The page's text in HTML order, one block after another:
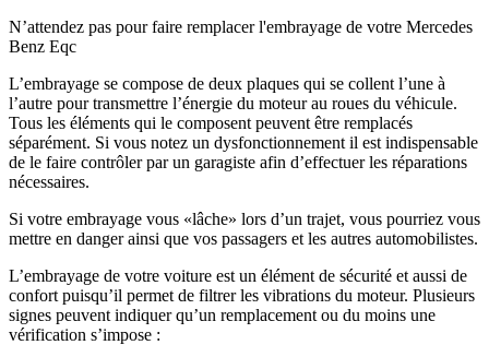
N’attendez pas pour faire remplacer l'embrayage de votre Mercedes
Benz Eqc
L’embrayage se compose de deux plaques qui se collent l’une à
l’autre pour transmettre l’énergie du moteur au roues du véhicule.
Tous les éléments qui le composent peuvent être remplacés
séparément. Si vous notez un dysfonctionnement il est indispensable
de le faire contrôler par un garagiste afin d’effectuer les réparations
nécessaires.
Si votre embrayage vous «lâche» lors d’un trajet, vous pourriez vous
mettre en danger ainsi que vos passagers et les autres automobilistes.
L’embrayage de votre voiture est un élément de sécurité et aussi de
confort puisqu’il permet de filtrer les vibrations du moteur. Plusieurs
signes peuvent indiquer qu’un remplacement ou du moins une
vérification s’impose :